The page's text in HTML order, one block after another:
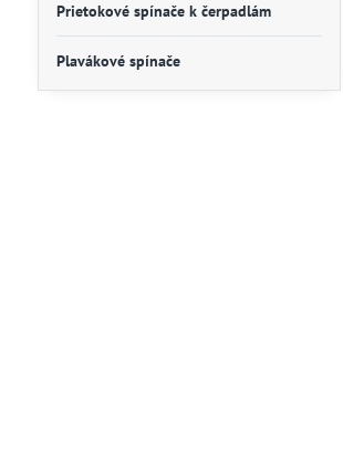
Prietokové spínače k čerpadlám
Plavákové spínače